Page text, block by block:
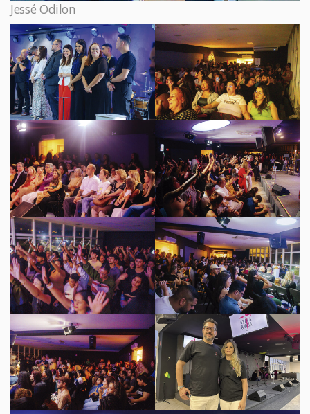
Jessé Odilon